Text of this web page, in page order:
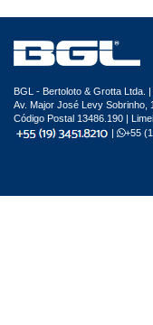
BGL - Bertoloto & Grotta Ltda.
Av. Major José Levy Sobrinho,
Código Postal 13486.190 |
|
+55